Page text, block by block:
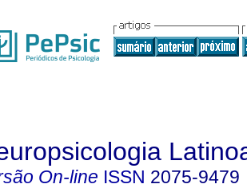
On-line ISSN 2075-9479